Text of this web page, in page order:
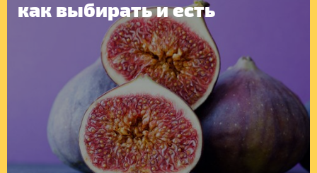
как выбирать и есть